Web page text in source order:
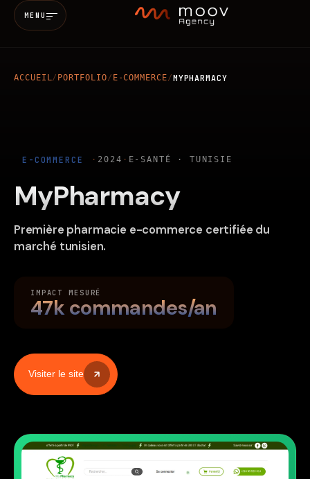
MENU
Accueil
Services
MARKETING & SEO
WEB
Réalisations
Contact
ACCUEIL/ PORTFOLIO/ E-COMMERCE/MYPHARMACY
E-COMMERCE · 2024 · E-SANTÉ · TUNISIE
MyPharmacy
Première pharmacie e-commerce certifiée du
marché tunisien.
IMPACT MESURÉ
47k commandes/an
Visiter le site